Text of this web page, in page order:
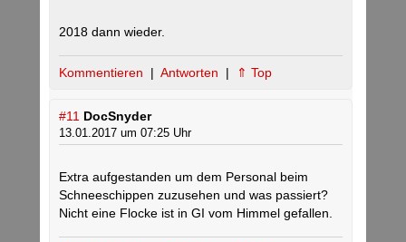
2018 dann wieder.
Kommentieren | Antworten | ⇑ Top
#11 DocSnyder
13.01.2017 um 07:25 Uhr
Extra aufgestanden um dem Personal beim
Schneeschippen zuzusehen und was passiert?
Nicht eine Flocke ist in GI vom Himmel gefallen.